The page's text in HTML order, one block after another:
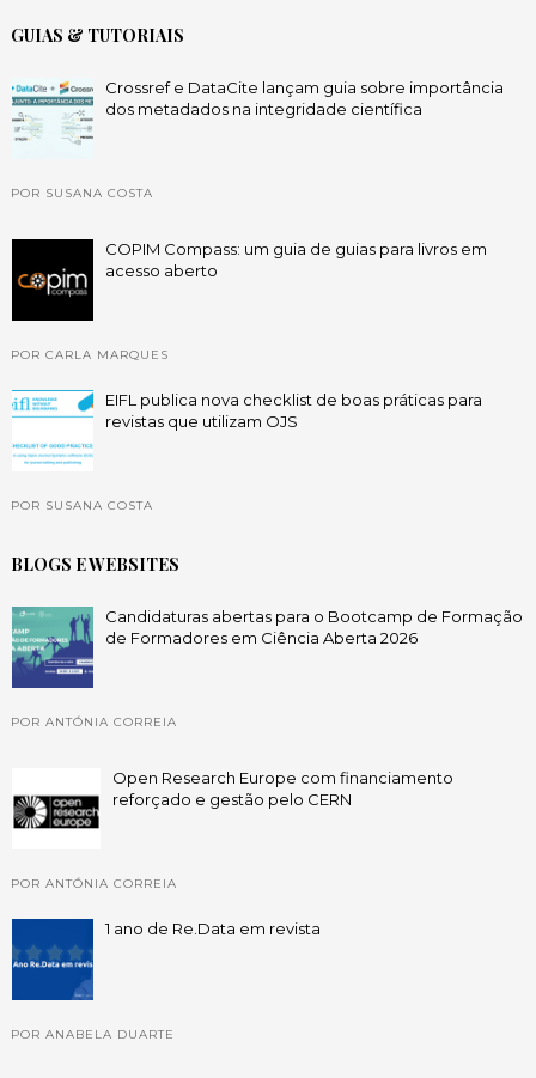
GUIAS & TUTORIAIS
Crossref e DataCite lançam guia sobre importância
dos metadados na integridade científica
POR SUSANA COSTA
COPIM Compass: um guia de guias para livros em
acesso aberto
POR CARLA MARQUES
EIFL publica nova checklist de boas práticas para
revistas que utilizam OJS
POR SUSANA COSTA
BLOGS E WEBSITES
Candidaturas abertas para o Bootcamp de Formação
de Formadores em Ciência Aberta 2026
POR ANTÓNIA CORREIA
Open Research Europe com financiamento
reforçado e gestão pelo CERN
POR ANTÓNIA CORREIA
1 ano de Re.Data em revista
POR ANABELA DUARTE